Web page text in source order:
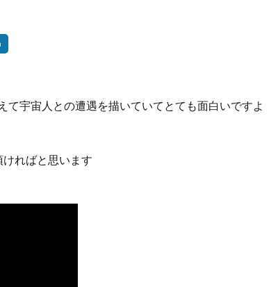
て宇宙人との遭遇を描いていてとても面白いですよ
ればと思います